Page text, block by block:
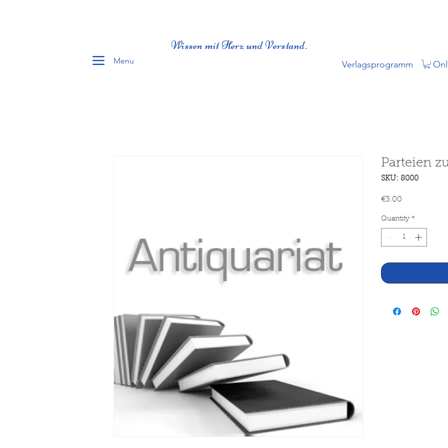
Menu
Wissen mit Herz und Verstand.
Verlagsprogramm
Parteien
SKU: 8000
€3.00Price
Quantity *